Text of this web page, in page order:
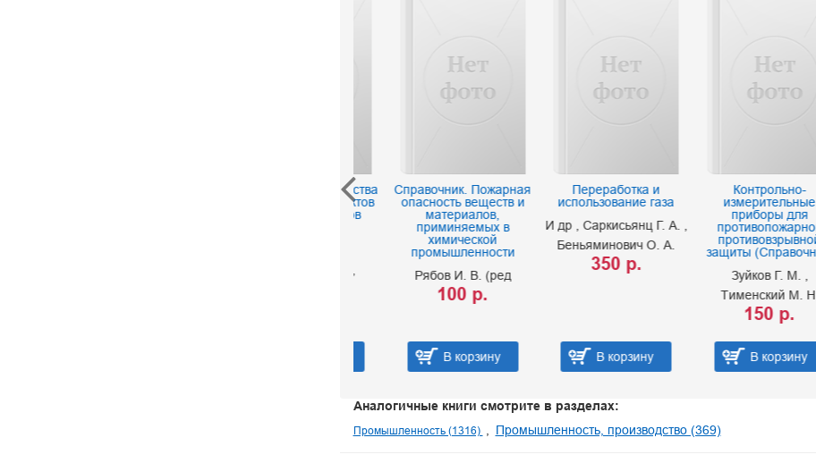
Экология производства
Справочник. Пожарная
опасность веществ и
материалов,
приминяемых в
химической
промышленности
Рябов И. В. (ред
100 р.
В корзину
Переработка и
использование газа
И др
Саркисьянц Г. А.
Беньяминович О. А.
350 р.
В корзину
Контрольно-
измерительные
приборы для
противопожарной
противовзрывной
защиты (Справочник)
Зуйков Г. М.
Тименский М. Н.
150 р.
В корзину
Аналогичные книги смотрите в разделах:
Промышленность (1316) Промышленность, производство (369)